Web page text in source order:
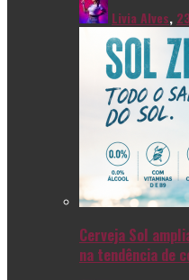
Livia Alves,
Cerveja Sol
na tendência de